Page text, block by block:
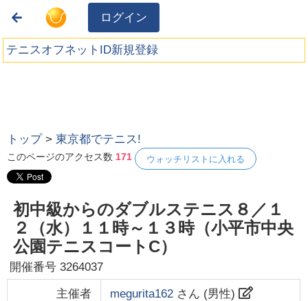
ログイン
テニスオフネットID新規登録
トップ >東京都でテニス!
このページのアクセス数 171 ウォッチリストに入れる
初中級からのダブルステニス８／１
２（水）１１時～１３時（小平市中央
公園テニスコートC）
開催番号3264037
主催者 megurita162さん (男性)